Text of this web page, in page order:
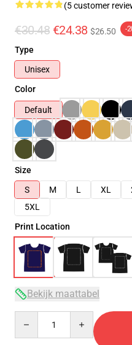
(5 customer
€30.48 €24.38 $26.50 -
Type
Unisex
Color
Default
Size
S
M L XL
5XL
Print Location
Bekijk maattabel